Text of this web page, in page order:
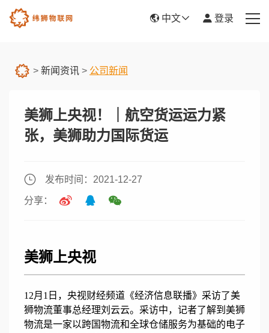
新闻资讯
关于我们
帮助中心
平台入驻
中文 登录
> 新闻资讯 > 公司新闻
美狮上央视！｜航空货运运力紧
张，美狮助力国际货运
发布时间：2021-12-27
分享：
美狮上央视
12月1日，央视财经频道《经济信息联播》采访了美
狮物流董事总经理刘云云。采访中，记者了解到美狮
物流是一家以跨国物流和全球仓储服务为基础的电子